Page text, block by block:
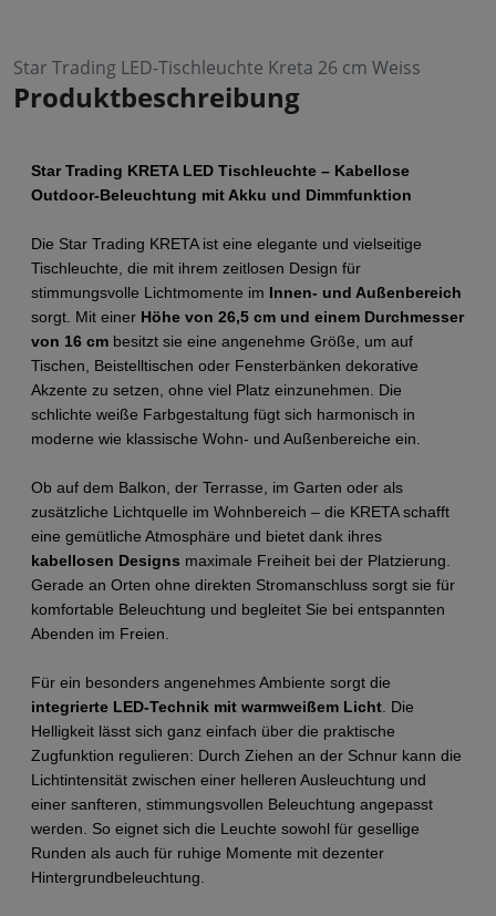
Star Trading LED-Tischleuchte Kreta 26 cm Weiss
Produktbeschreibung
Star Trading KRETA LED Tischleuchte – Kabellose
Outdoor-Beleuchtung mit Akku und Dimmfunktion
Die Star Trading KRETA ist eine elegante und vielseitige
Tischleuchte, die mit ihrem zeitlosen Design für
stimmungsvolle Lichtmomente im Innen- und Außenbereich
sorgt. Mit einer Höhe von 26,5 cm und einem Durchmesser
von 16 cm besitzt sie eine angenehme Größe, um auf
Tischen, Beistelltischen oder Fensterbänken dekorative
Akzente zu setzen, ohne viel Platz einzunehmen. Die
schlichte weiße Farbgestaltung fügt sich harmonisch in
moderne wie klassische Wohn- und Außenbereiche ein.
Ob auf dem Balkon, der Terrasse, im Garten oder als
zusätzliche Lichtquelle im Wohnbereich – die KRETA schafft
kabellosen Designs maximale Freiheit bei der Platzierung.
Gerade an Orten ohne direkten Stromanschluss sorgt sie für
komfortable Beleuchtung und begleitet Sie bei entspannten
Abenden im Freien.
integrierte LED-Technik mit warmweißem Licht . Die
Helligkeit lässt sich ganz einfach über die praktische
Zugfunktion regulieren: Durch Ziehen an der Schnur kann die
Lichtintensität zwischen einer helleren Ausleuchtung und
einer sanfteren, stimmungsvollen Beleuchtung angepasst
werden. So eignet sich die Leuchte sowohl für gesellige
Runden als auch für ruhige Momente mit dezenter
Hintergrundbeleuchtung.